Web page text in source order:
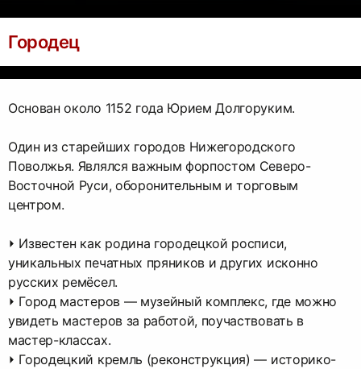
Городец
Основан около 1152 года Юрием Долгоруким.
Один из старейших городов Нижегородского
Поволжья. Являлся важным форпостом Северо-
Восточной Руси, оборонительным и торговым
центром.
⏵ Известен как родина городецкой росписи,
уникальных печатных пряников и других исконно
русских ремёсел.
⏵ Город мастеров — музейный комплекс, где можно
увидеть мастеров за работой, поучаствовать в
мастер-классах.
⏵ Городецкий кремль (реконструкция) — историко-